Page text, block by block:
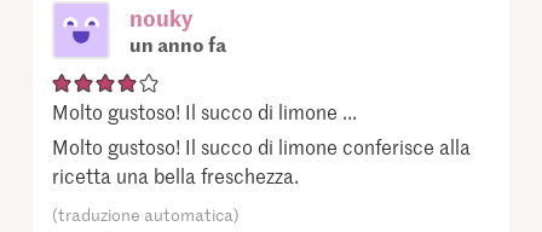
nouky
un anno fa
Molto gustoso! Il succo di limone ...
Molto gustoso! Il succo di limone conferisce alla
ricetta una bella freschezza.
(traduzione automatica)